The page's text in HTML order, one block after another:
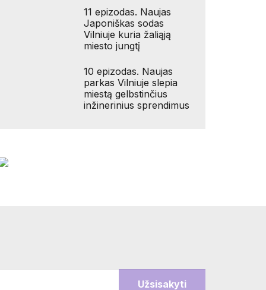
11 epizodas. Naujas
Japoniškas sodas
Vilniuje kuria žaliąją
miesto jungtį
10 epizodas. Naujas
parkas Vilniuje slepia
miestą gelbstinčius
inžinerinius sprendimus